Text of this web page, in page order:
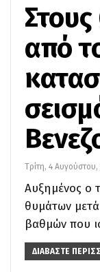
Στους
από
Τρίτη, 4 Αυγούστου,
Αυξημένος ο
θυμάτων μετά
βαθμών που
ΔΙΑΒΆΣΤΕ